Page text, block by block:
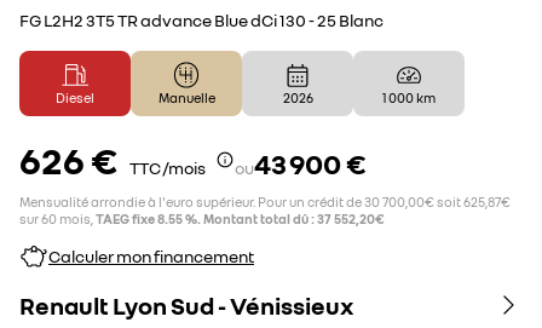
FG L2H2 3T5 TR advance Blue dCi 130 - 25 Blanc
Diesel Manuelle 2026 1 000 km
626 € TTC /mois ou43 900 €
Mensualité arrondie à l'euro supérieur. Pour un crédit de 30 700,00€ soit 625,87€
sur 60 mois, TAEG fixe 8.55 %. Montant total dû : 37 552,20€
Calculer mon financement
Renault Lyon Sud - Vénissieux